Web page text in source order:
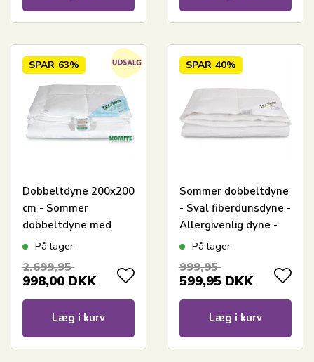
SPAR 63%
Dobbeltdyne 200x200
cm - Sommer
dobbeltdyne med
moskusdun - Zen
sommerdyne
På lager
2.699,95
998,00 DKK
Læg i kurv
SPAR 40%
Sommer dobbeltdyne
- Sval fiberdunsdyne -
Allergivenlig dyne -
200x200 cm - Zen
På lager
999,95
599,95 DKK
Læg i kurv